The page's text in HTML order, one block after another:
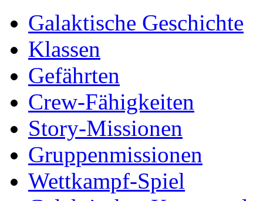
Galaktische Geschichte
Klassen
Gefährten
Crew-Fähigkeiten
Story-Missionen
Gruppenmissionen
Wettkampf-Spiel